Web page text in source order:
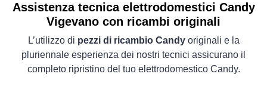
Assistenza tecnica elettrodomestici Candy
Vigevano con ricambi originali
L’utilizzo di pezzi di ricambio Candyoriginali e la
pluriennale esperienza dei nostri tecnici assicurano il
completo ripristino del tuo elettrodomestico Candy.